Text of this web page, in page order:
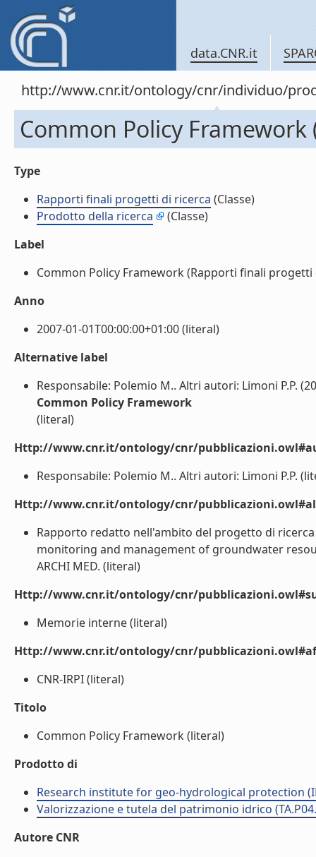
data.CNR.it
http://www.cnr.it/ontology/cnr/individuo/
Common Policy
Type
Rapporti finali progetti di ricerca (Classe)
Prodotto della ricerca
(Classe)
Label
Common Policy Framework (Rapporti finali
Anno
2007-01-01T00:00:00+01:00 (literal)
Alternative label
Responsabile: Polemio M.. Altri autori: Limoni P.P.
Common Policy Framework
(literal)
Http://www.cnr.it/ontology/cnr/
Responsabile: Polemio M.. Altri autori: Limoni P.P.
Http://www.cnr.it/ontology/cnr/
Rapporto redatto nell'ambito del progetto di
monitoring and management of groundwater
ARCHI MED. (literal)
Http://www.cnr.it/ontology/cnr/
Memorie interne (literal)
Http://www.cnr.it/ontology/cnr/
CNR-IRPI (literal)
Titolo
Common Policy Framework (literal)
Prodotto di
Research institute for geo-hydrological protection
Valorizzazione e tutela del patrimonio idrico
Autore CNR